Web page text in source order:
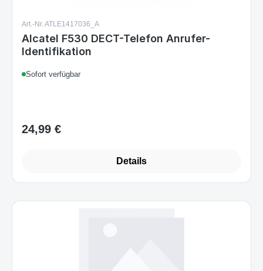
Art.-Nr. ATLE1417036_A
Alcatel F530 DECT-Telefon Anrufer-
Identifikation
Sofort verfügbar
Regulärer Preis:
24,99 €
Details